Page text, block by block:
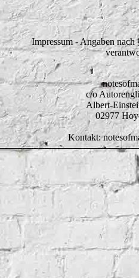
Impressum - Angaben
c/o
Albert-
02977
Kontakt: